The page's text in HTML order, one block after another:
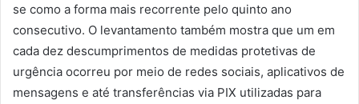
se como a forma mais recorrente pelo quinto ano
consecutivo. O levantamento também mostra que um em
cada dez descumprimentos de medidas protetivas de
urgência ocorreu por meio de redes sociais, aplicativos de
mensagens e até transferências via PIX utilizadas para